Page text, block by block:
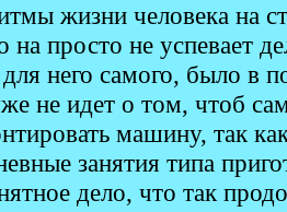
жизни человека на
на просто не успевает
него самого, было в
не идет о том, чтоб
машину, так
занятия типа
дело, что так